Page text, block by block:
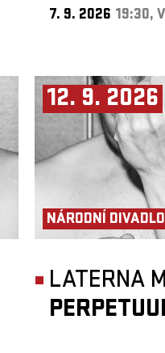
7. 9. 2026 19:30,
12. 9. 2026
NÁRODNÍ DIVADLO
LATERNA